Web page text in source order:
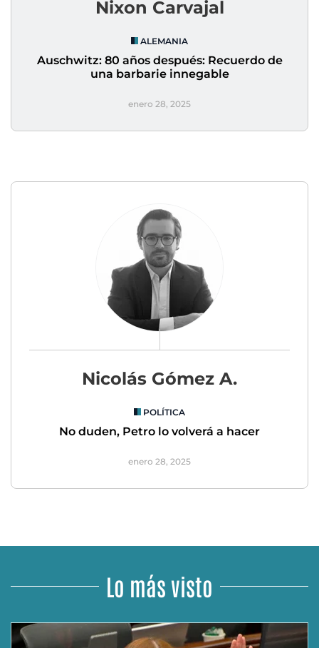
Nixon Carvajal
ALEMANIA
Auschwitz: 80 años después: Recuerdo de
una barbarie innegable
enero 28, 2025
Nicolás Gómez A.
POLÍTICA
No duden, Petro lo volverá a hacer
enero 28, 2025
Lo más visto